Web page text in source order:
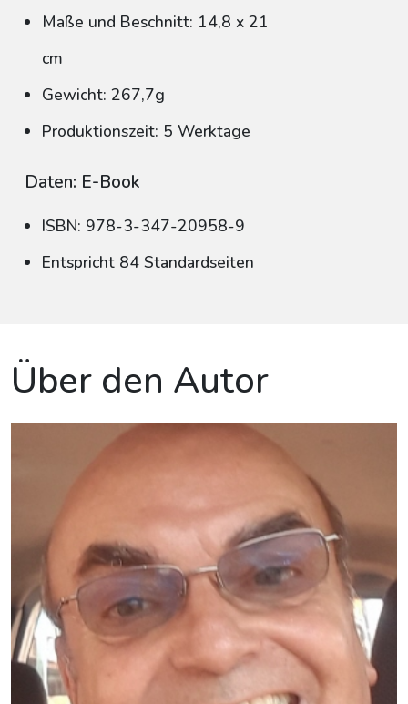
Maße und Beschnitt: 14,8 x 21
cm
Gewicht: 267,7g
Produktionszeit: 5 Werktage
Daten: E-Book
ISBN: 978-3-347-20958-9
Entspricht 84 Standardseiten
Über den Autor